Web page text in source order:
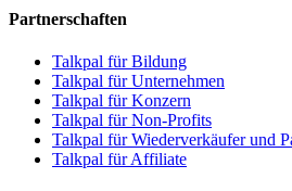
Partnerschaften
Talkpal für Bildung
Talkpal für Unternehmen
Talkpal für Konzern
Talkpal für Non-Profits
Talkpal für Wiederverkäufer und
Talkpal für Affiliate